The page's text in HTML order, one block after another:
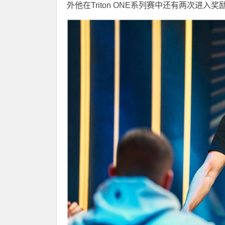
外他在Triton ONE系列赛中还有两次进入奖